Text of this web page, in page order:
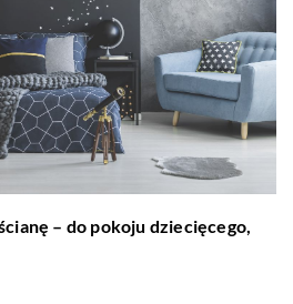
– do pokoju dziecięcego,